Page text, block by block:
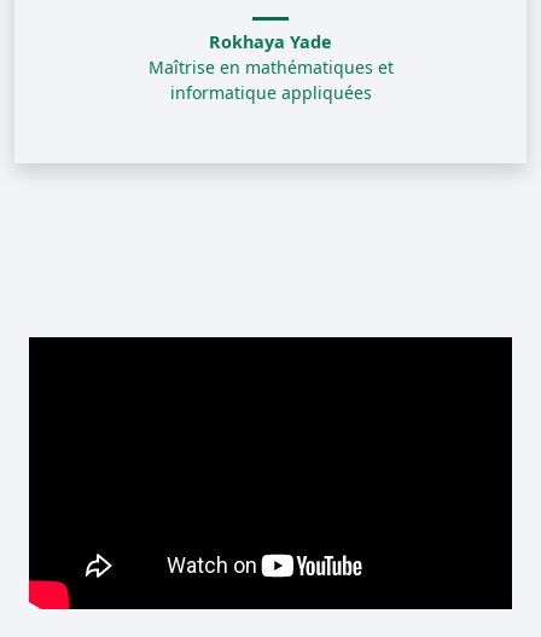
Rokhaya Yade
Maîtrise en mathématiques et
informatique appliquées